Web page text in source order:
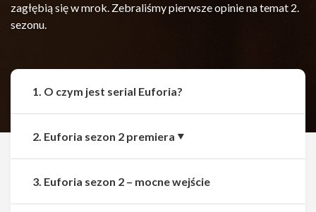
zagłębią się w mrok. Zebraliśmy pierwsze opinie na temat 2.
sezonu.
1. O czym jest serial Euforia?
2. Euforia sezon 2 premiera
3. Euforia sezon 2 – mocne wejście